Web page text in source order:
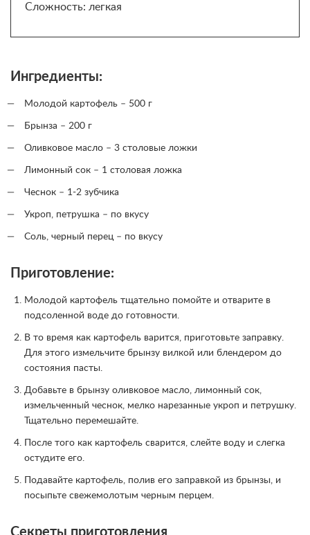
Сложность: легкая
Ингредиенты:
Молодой картофель – 500 г
Брынза – 200 г
Оливковое масло – 3 столовые ложки
Лимонный сок – 1 столовая ложка
Чеснок – 1-2 зубчика
Укроп, петрушка – по вкусу
Соль, черный перец – по вкусу
Приготовление:
Молодой картофель тщательно помойте и отварите в
подсоленной воде до готовности.
В то время как картофель варится, приготовьте заправку.
Для этого измельчите брынзу вилкой или блендером до
состояния пасты.
Добавьте в брынзу оливковое масло, лимонный сок,
измельченный чеснок, мелко нарезанные укроп и петрушку.
Тщательно перемешайте.
После того как картофель сварится, слейте воду и слегка
остудите его.
Подавайте картофель, полив его заправкой из брынзы, и
посыпьте свежемолотым черным перцем.
Секреты приготовления